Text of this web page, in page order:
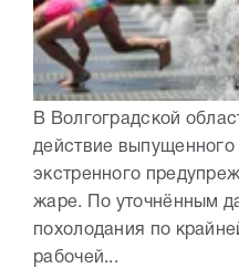
В Волгоградской
действие выпущенного
экстренного
жаре. По уточнённым
похолодания по
рабочей...